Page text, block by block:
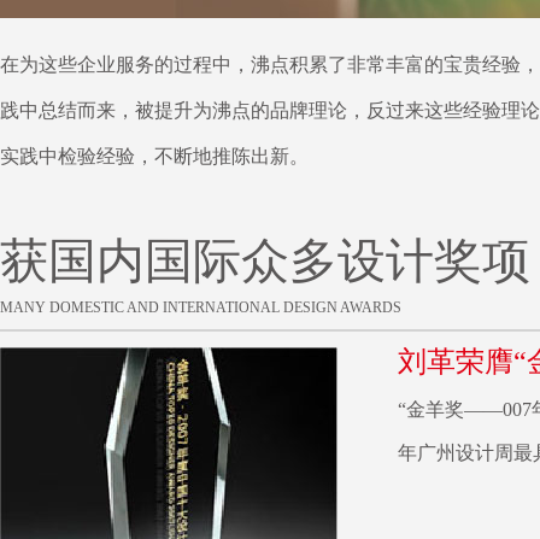
在为这些企业服务的过程中，沸点积累了非常丰富的宝贵经验
践中总结而来，被提升为沸点的品牌理论，反过来这些经验理
实践中检验经验，不断地推陈出新。
获国内国际众多设计奖项
MANY DOMESTIC AND INTERNATIONAL DESIGN AWARDS
刘革荣膺“
“金羊奖——007
年广州设计周最